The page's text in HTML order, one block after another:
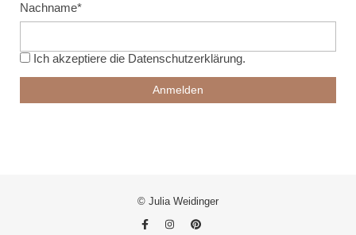
Nachname*
Ich akzeptiere die Datenschutzerklärung.
© Julia Weidinger